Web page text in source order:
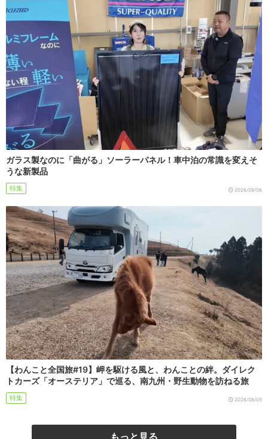
ガラス製なのに「曲がる」ソーラーパネル！車中泊の常識を変えそ
うな新製品
特集 2026/08/06
【わんこと全国旅#19】岬を駆ける風と、わんことの絆。ダイレク
トカーズ「オーステリア」で巡る、南九州・野生動物を訪ねる旅
特集 2026/08/05
もっと見る